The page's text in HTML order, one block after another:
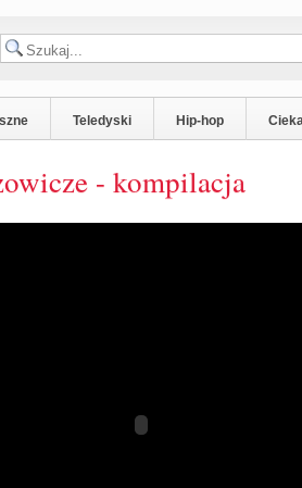
Teledyski Hip-hop
- kompilacja